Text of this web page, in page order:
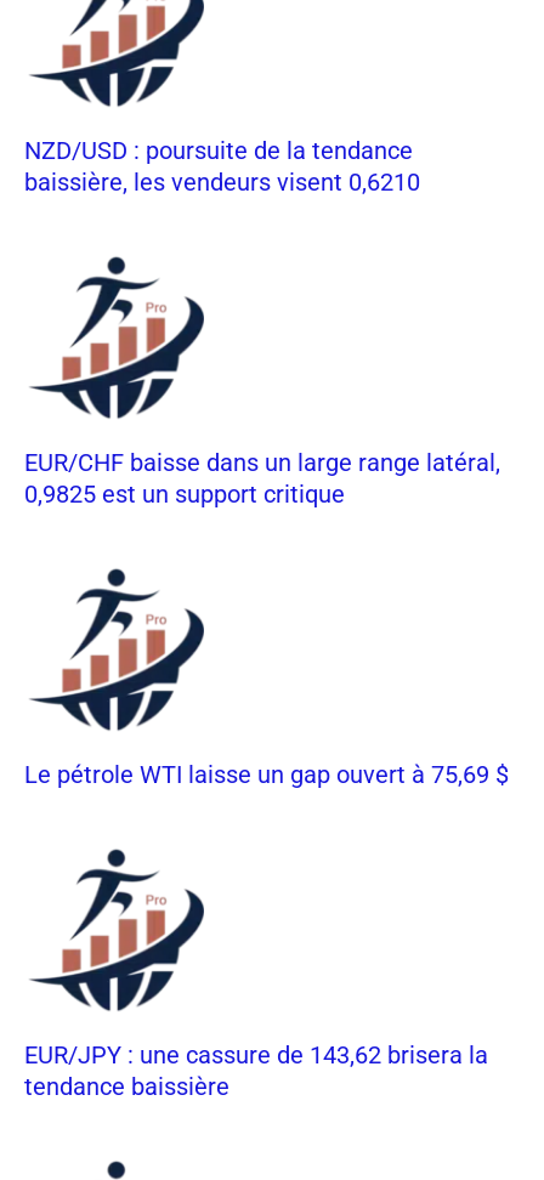
NZD/USD : poursuite de la tendance
baissière, les vendeurs visent 0,6210
EUR/CHF baisse dans un large range latéral,
0,9825 est un support critique
Le pétrole WTI laisse un gap ouvert à 75,69 $
EUR/JPY : une cassure de 143,62 brisera la
tendance baissière